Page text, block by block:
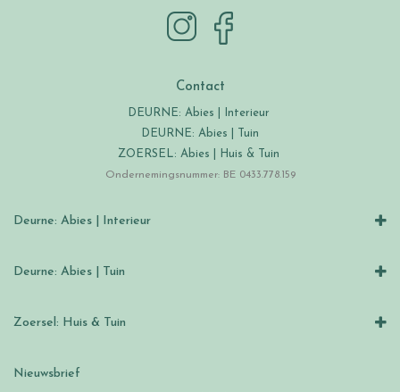
Contact
DEURNE: Abies | Interieur
DEURNE: Abies | Tuin
ZOERSEL: Abies | Huis & Tuin
Ondernemingsnummer: BE 0433.778.159
Deurne: Abies | Interieur
Deurne: Abies | Tuin
Zoersel: Huis & Tuin
Nieuwsbrief